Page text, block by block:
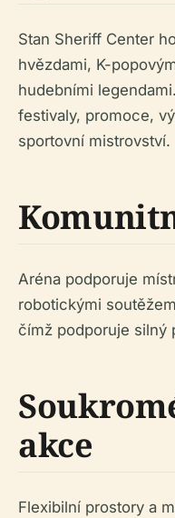
Stan Sheriff Center
hvězdami, K-
hudebními
festivaly, promoce,
sportovní mistrovství.
Aréna podporuje
robotickými
čímž podporuje silný
akce
Flexibilní prostory a